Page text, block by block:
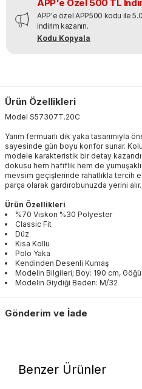
APP'e Özel 500 TL
APP'e özel APP500 kodu ile
indirim kazanın.
Kodu Kopyala
Ürün Özellikleri
Model S57307T.20C
Yarım fermuarlı dik yaka tasarımıyla
sayesinde gün boyu konfor sunar.
modele karakteristik bir detay
dokusu hem hafiflik hem de
mevsim geçişlerinde rahatlıkla tercih
parça olarak gardırobunuzda yerini alır.
Ürün Özellikleri
%70 Viskon %30 Polyester
Classic Fit
Düz
Kısa Kollu
Polo Yaka
Kendinden Desenli Kumaş
Modelin Bilgileri; Boy: 190 cm,
Modelin Giydiği Beden: M/32
Gönderim ve İade
Benzer Ürünler